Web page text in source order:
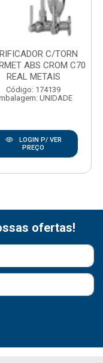
C/TORN
ABS CROM C70
REAL METAIS
Código: 174139
UNIDADE
LOGIN P/ VER
PREÇO
ofertas!